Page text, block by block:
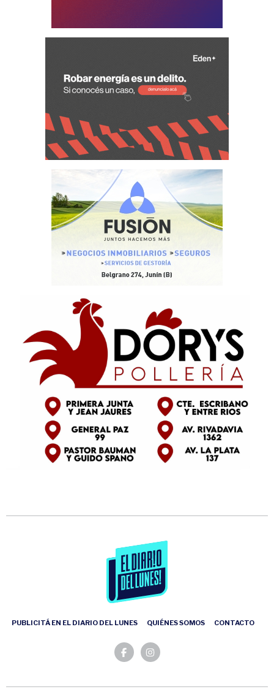
PUBLICITÁ EN EL DIARIO DEL LUNES QUIÉNES SOMOS CONTACTO